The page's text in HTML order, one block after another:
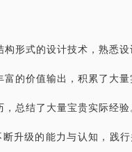
化。毕竟一到两个小时的
形式的设计技术，熟悉设
的价值输出，积累了大量
总结了大量宝贵实际经验
升级的能力与认知，践